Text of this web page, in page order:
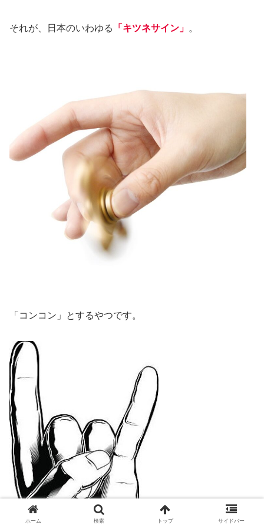
それが、日本のいわゆる 「キツネサイン」 。
「コンコン」とするやつです。
ホーム 検索 トップ サイドバー